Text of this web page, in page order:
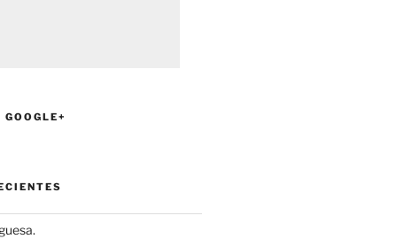
GOOGLE+